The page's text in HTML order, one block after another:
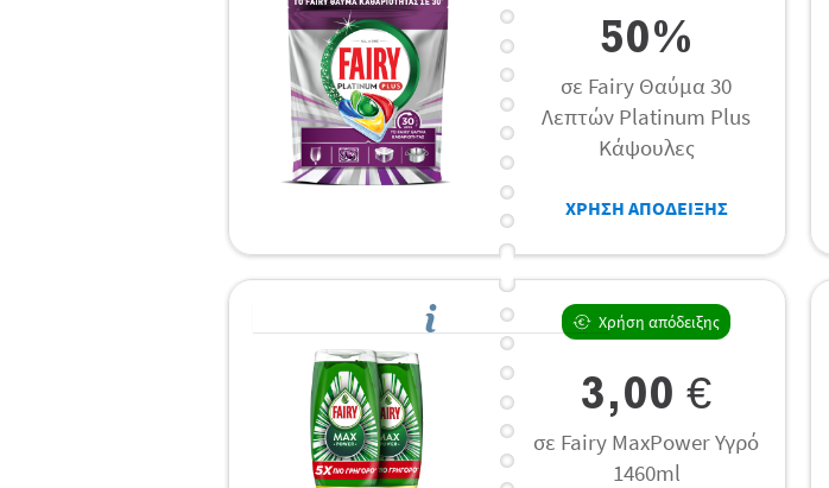
50%
σε Fairy Θαύμα 30
Λεπτών Platinum Plus
Κάψουλες
ΧΡΗΣΗ ΑΠΟΔΕΙΞΗΣ
Χρήση απόδειξης
3,00 €
σε Fairy MaxPower Υγρό
1460ml